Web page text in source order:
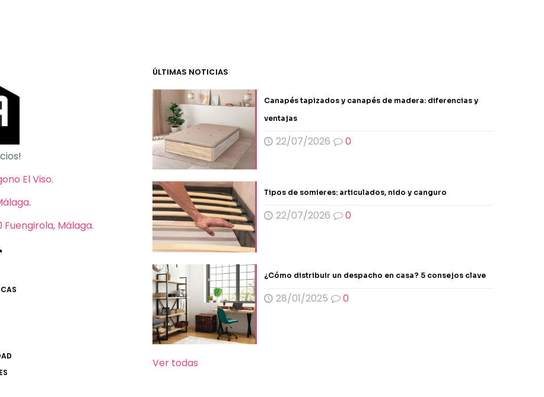
El Viso.
.
Fuengirola, Málaga.
ÚLTIMAS NOTICIAS
Canapés tapizados y canapés de madera: diferencias y
ventajas
22/07/2026 0
Tipos de somieres: articulados, nido y canguro
22/07/2026 0
¿Cómo distribuir un despacho en casa? 5 consejos clave
28/01/2025 0
Ver todas